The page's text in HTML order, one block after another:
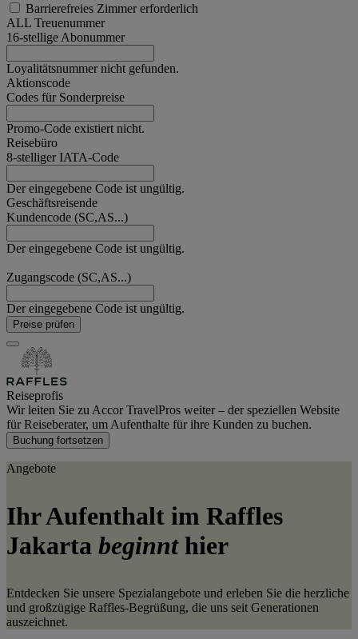
Barrierefreies Zimmer erforderlich
ALL Treuenummer
16-stellige Abonummer
Loyalitätsnummer nicht gefunden.
Aktionscode
Codes für Sonderpreise
Promo-Code existiert nicht.
Reisebüro
8-stelliger IATA-Code
Der eingegebene Code ist ungültig.
Geschäftsreisende
Kundencode (SC,AS...)
Der eingegebene Code ist ungültig.
Zugangscode (SC,AS...)
Der eingegebene Code ist ungültig.
Preise prüfen
Reiseprofis
Wir leiten Sie zu Accor TravelPros weiter – der speziellen Website
für Reiseberater, um Aufenthalte für ihre Kunden zu buchen.
Buchung fortsetzen
Angebote
Ihr Aufenthalt im Raffles
Jakarta beginnt hier
Entdecken Sie unsere Spezialangebote und erleben Sie die herzliche
und großzügige Raffles-Begrüßung, die uns seit Generationen
auszeichnet.